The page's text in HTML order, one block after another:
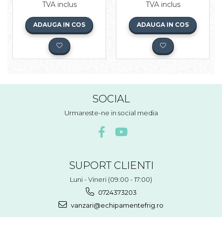
TVA inclus
ADAUGA IN COS
TVA inclus
ADAUGA IN COS
SOCIAL
Urmareste-ne in social media
SUPORT CLIENTI
Luni - Vineri (09:00 - 17:00)
0724373203
vanzari@echipamentefrig.ro